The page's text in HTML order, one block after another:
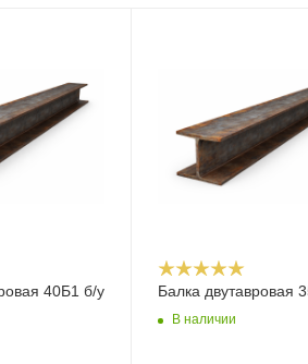
40Б1 б/у Балка двутавровая
В наличии